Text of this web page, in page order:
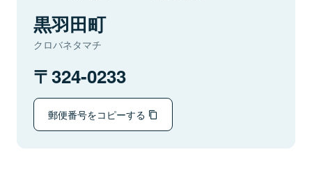
黒羽田町
クロバネタマチ
324-0233
郵便番号をコピーする